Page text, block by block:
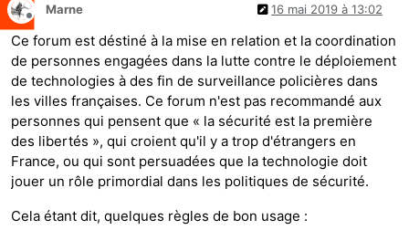
Hors-ligne
Marne 16 mai 2019 à 13:02
Ce forum est déstiné à la mise en relation et la coordination
de personnes engagées dans la lutte contre le déploiement
de technologies à des fin de surveillance policières dans
les villes françaises. Ce forum n'est pas recommandé aux
personnes qui pensent que « la sécurité est la première
des libertés », qui croient qu'il y a trop d'étrangers en
France, ou qui sont persuadées que la technologie doit
jouer un rôle primordial dans les politiques de sécurité.
Cela étant dit, quelques règles de bon usage :